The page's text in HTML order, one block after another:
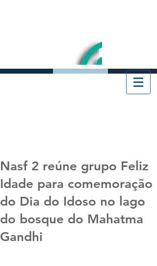
Nasf 2 reúne grupo Feliz
Idade para comemoração
do Dia do Idoso no lago
do bosque do Mahatma
Gandhi